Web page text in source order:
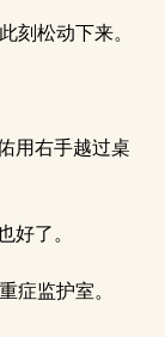
刻松动下来。
用右手越过桌
好了。
症监护室。